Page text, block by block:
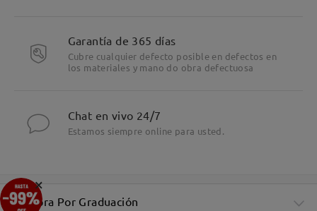
Garantía de 365 días
Cubre cualquier defecto posible en defectos en
los materiales y mano do obra defectuosa
Chat en vivo 24/7
Estamos siempre online para usted.
Compra Por Graduación
×